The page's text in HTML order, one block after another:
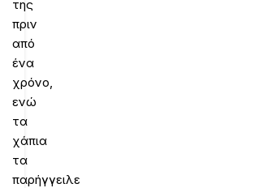
της
πριν
από
ένα
χρόνο,
ενώ
τα
χάπια
τα
παρήγγειλε